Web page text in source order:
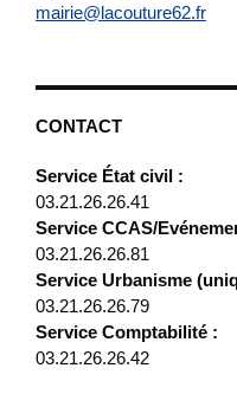
mairie@lacouture62.fr
CONTACT
Service État civil :
03.21.26.26.41
Service CCAS/
03.21.26.26.81
Service Urbanisme
03.21.26.26.79
Service Comptabilité :
03.21.26.26.42